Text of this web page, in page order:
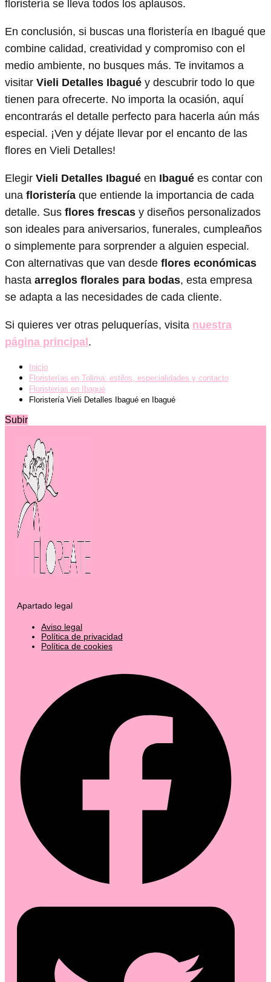
floristería se lleva todos los aplausos.
En conclusión, si buscas una floristería en Ibagué que
combine calidad, creatividad y compromiso con el
medio ambiente, no busques más. Te invitamos a
visitar Vieli Detalles Ibagué y descubrir todo lo que
tienen para ofrecerte. No importa la ocasión, aquí
encontrarás el detalle perfecto para hacerla aún más
especial. ¡Ven y déjate llevar por el encanto de las
flores en Vieli Detalles!
Elegir Vieli Detalles Ibagué en Ibagué es contar con
una floristería que entiende la importancia de cada
detalle. Sus flores frescas y diseños personalizados
son ideales para aniversarios, funerales, cumpleaños
o simplemente para sorprender a alguien especial.
Con alternativas que van desde flores económicas
hasta arreglos florales para bodas, esta empresa
se adapta a las necesidades de cada cliente.
Si quieres ver otras peluquerías, visita nuestra
página principal.
Inicio
Floristerías en Tolima: estilos, especialidades y contacto
Floristerías en Ibagué
Floristería Vieli Detalles Ibagué en Ibagué
Subir
Apartado legal
Aviso legal
Política de privacidad
Política de cookies